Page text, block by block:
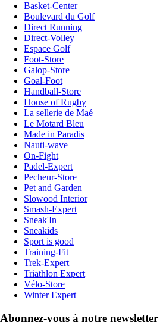
Basket-Center
Boulevard du Golf
Direct Running
Direct-Volley
Espace Golf
Foot-Store
Galop-Store
Goal-Foot
Handball-Store
House of Rugby
La sellerie de Maé
Le Motard Bleu
Made in Paradis
Nauti-wave
On-Fight
Padel-Expert
Pecheur-Store
Pet and Garden
Slowood Interior
Smash-Expert
Sneak'In
Sneakids
Sport is good
Training-Fit
Trek-Expert
Triathlon Expert
Vélo-Store
Winter Expert
Abonnez-vous à notre newsletter